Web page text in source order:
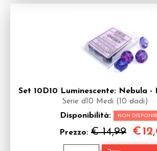
Set 10D10 Luminescente: Nebula
Serie d10 Medi (10 dadi)
Disponibilità: NON
Prezzo: € 14,99 €